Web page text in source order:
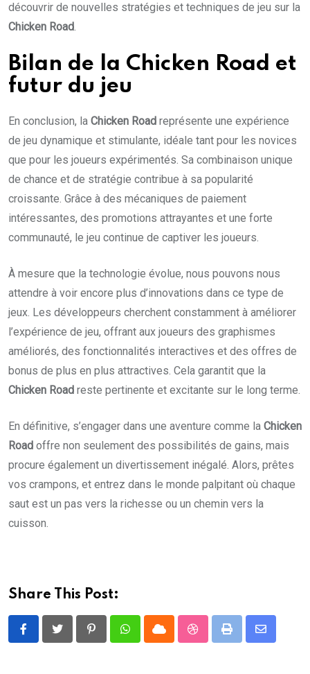
découvrir de nouvelles stratégies et techniques de jeu sur la
Chicken Road.
Bilan de la Chicken Road et
futur du jeu
En conclusion, la Chicken Road représente une expérience
de jeu dynamique et stimulante, idéale tant pour les novices
que pour les joueurs expérimentés. Sa combinaison unique
de chance et de stratégie contribue à sa popularité
croissante. Grâce à des mécaniques de paiement
intéressantes, des promotions attrayantes et une forte
communauté, le jeu continue de captiver les joueurs.
À mesure que la technologie évolue, nous pouvons nous
attendre à voir encore plus d’innovations dans ce type de
jeux. Les développeurs cherchent constamment à améliorer
l’expérience de jeu, offrant aux joueurs des graphismes
améliorés, des fonctionnalités interactives et des offres de
bonus de plus en plus attractives. Cela garantit que la
Chicken Road reste pertinente et excitante sur le long terme.
En définitive, s’engager dans une aventure comme la Chicken
Road offre non seulement des possibilités de gains, mais
procure également un divertissement inégalé. Alors, prêtes
vos crampons, et entrez dans le monde palpitant où chaque
saut est un pas vers la richesse ou un chemin vers la
cuisson.
Share This Post:
PinterestWhatsappCloud StumbleUpon
Print
Share